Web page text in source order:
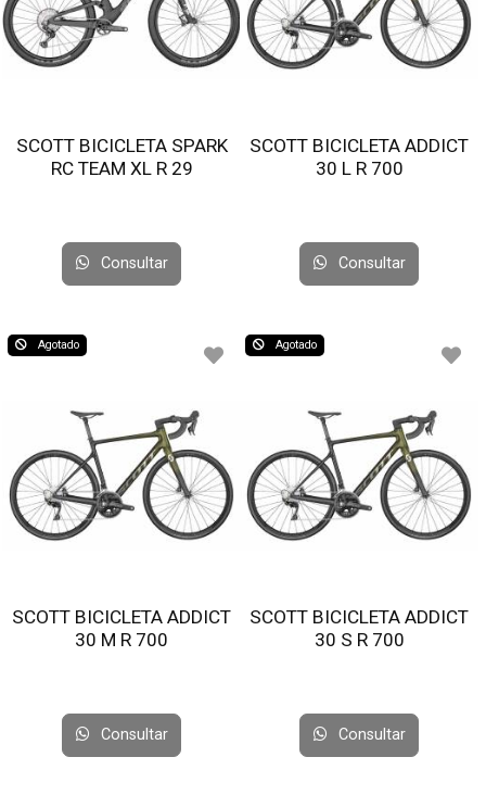
SCOTT BICICLETA SPARK
RC TEAM XL R 29
Consultar
SCOTT BICICLETA ADDICT
30 L R 700
Consultar
Agotado
SCOTT BICICLETA ADDICT
30 M R 700
Consultar
Agotado
SCOTT BICICLETA ADDICT
30 S R 700
Consultar